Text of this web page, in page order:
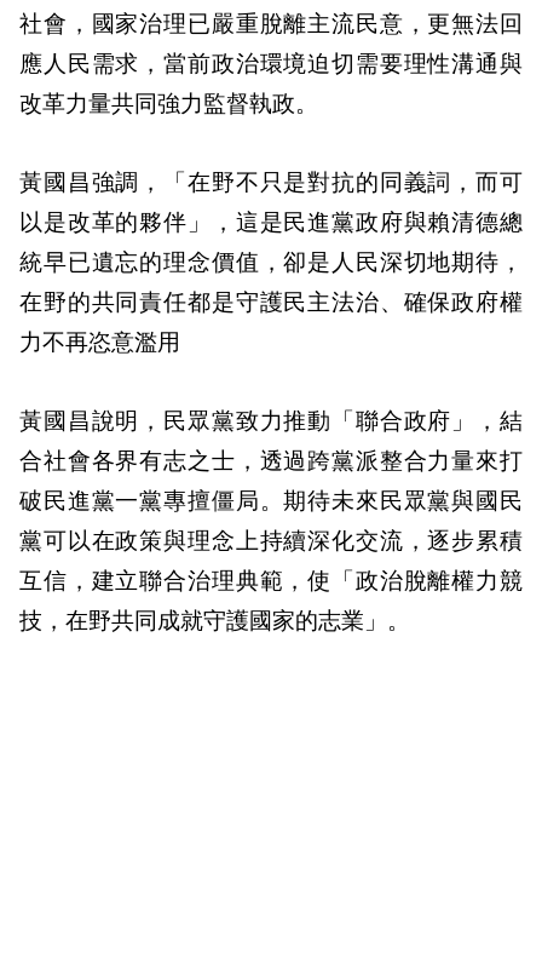
社會，國家治理已嚴重脫離主流民意，更無法回
應人民需求，當前政治環境迫切需要理性溝通與
改革力量共同強力監督執政。
黃國昌強調，「在野不只是對抗的同義詞，而可
以是改革的夥伴」，這是民進黨政府與賴清德總
統早已遺忘的理念價值，卻是人民深切地期待，
在野的共同責任都是守護民主法治、確保政府權
力不再恣意濫用
黃國昌說明，民眾黨致力推動「聯合政府」，結
合社會各界有志之士，透過跨黨派整合力量來打
破民進黨一黨專擅僵局。期待未來民眾黨與國民
黨可以在政策與理念上持續深化交流，逐步累積
互信，建立聯合治理典範，使「政治脫離權力競
技，在野共同成就守護國家的志業」。